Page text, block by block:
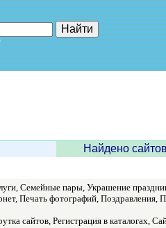
Найдено
Семейные пары, Украшение
Печать фотографий, Поздравления,
сайтов, Регистрация в каталогах,